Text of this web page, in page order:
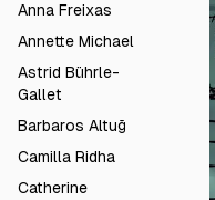
Anna Freixas
Annette Michael
Astrid Bührle-
Gallet
Barbaros Altuğ
Camilla Ridha
Catherine